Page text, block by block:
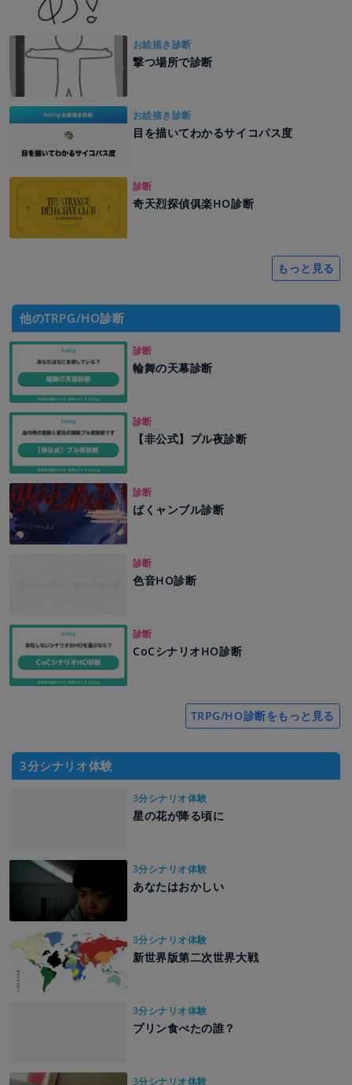
お絵描き診断
撃つ場所で診断
お絵描き診断
目を描いてわかるサイコパス度
診断
奇天烈探偵俱楽HO診断
もっと見る
他のTRPG/HO診断
診断
輪舞の天幕診断
診断
【非公式】プル夜診断
診断
ばくャンブル診断
診断
色音HO診断
診断
CoCシナリオHO診断
TRPG/HO診断をもっと見る
3分シナリオ体験
3分シナリオ体験
星の花が降る頃に
3分シナリオ体験
あなたはおかしい
3分シナリオ体験
新世界版第二次世界大戦
3分シナリオ体験
プリン食べたの誰？
3分シナリオ体験